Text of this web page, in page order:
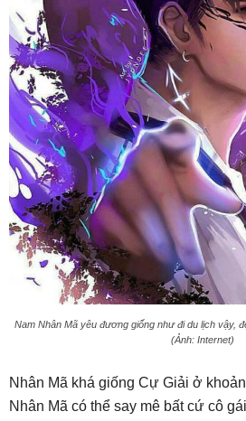
Nam Nhân Mã yêu đương giống như đi du lịch vậy,
(Ảnh: Internet)
Nhân Mã khá giống Cự Giải ở khoản
Nhân Mã có thể say mê bất cứ cô